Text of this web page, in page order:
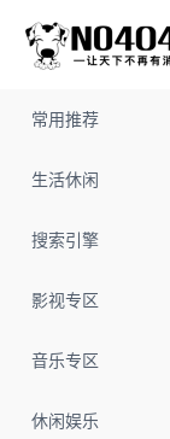
常用推荐
生活休闲
搜索引擎
影视专区
音乐专区
休闲娱乐